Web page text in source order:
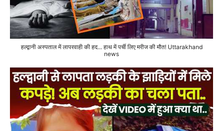
हल्द्वानी अस्पताल में लापरवाही की हद... हाथ में पर्ची लिए मरीज की मौत! Uttarakhand
news